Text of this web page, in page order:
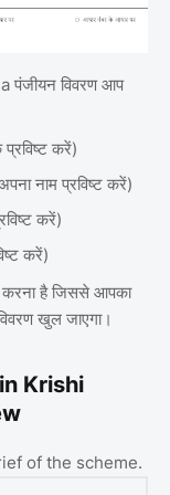
विवरण आप
करें)
नाम प्रविष्ट करें)
करें)
करें)
है जिससे आपका
खुल जाएगा।
Krishi
of the scheme.